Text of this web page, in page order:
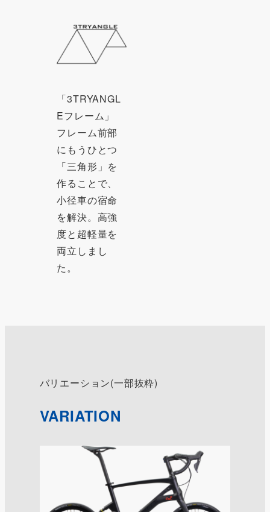
「3TRYANGL
Eフレーム」
フレーム前部
にもうひとつ
「三角形」を
作ることで、
小径車の宿命
を解決。高強
度と超軽量を
両立しまし
た。
バリエーション(一部抜粋)
VARIATION